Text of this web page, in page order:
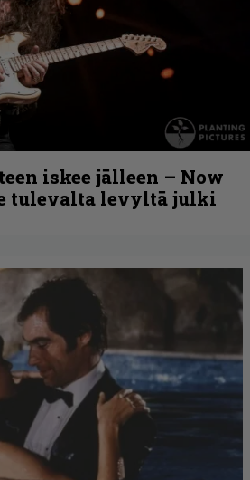
iskee jälleen – Now
tulevalta levyltä julki